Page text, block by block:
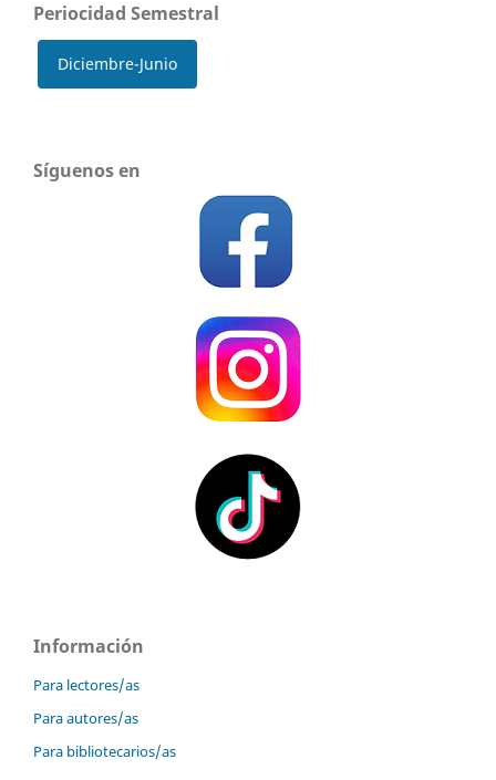
Periocidad Semestral
Diciembre-Junio
Síguenos en
Información
Para lectores/as
Para autores/as
Para bibliotecarios/as